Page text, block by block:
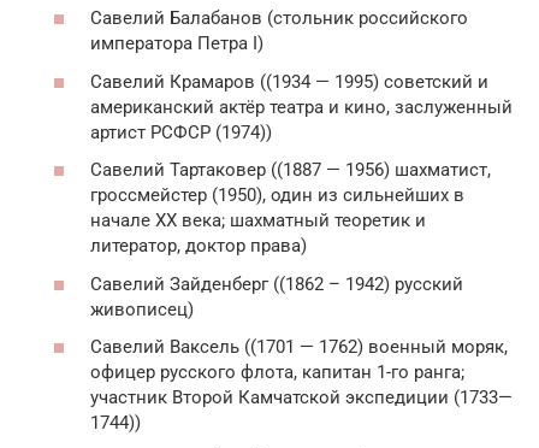
Савелий Балабанов (стольник российского
императора Петра I)
Савелий Крамаров ((1934 — 1995) советский и
американский актёр театра и кино, заслуженный
артист РСФСР (1974))
Савелий Тартаковер ((1887 — 1956) шахматист,
гроссмейстер (1950), один из сильнейших в
начале XX века; шахматный теоретик и
литератор, доктор права)
Савелий Зайденберг ((1862 – 1942) русский
живописец)
Савелий Ваксель ((1701 — 1762) военный моряк,
офицер русского флота, капитан 1-го ранга;
участник Второй Камчатской экспедиции (1733—
1744))